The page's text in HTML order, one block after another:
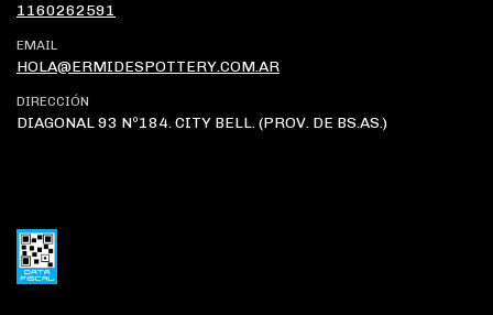
1160262591
EMAIL
HOLA@ERMIDESPOTTERY.COM.AR
DIRECCIÓN
DIAGONAL 93 Nº184. CITY BELL. (PROV. DE BS.AS.)